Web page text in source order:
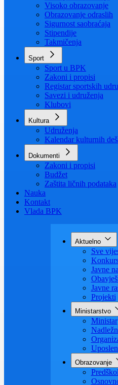
Predškolski odgoj
Osnovno obrazovanje
Srednje obrazovanje
Visoko obrazovanje
Obrazovanje odraslih
Sigurnost saobraćaja
Stipendije
Takmičenja
Sport
Sport u BPK
Zakoni i propisi
Registar sportskih
Savezi i udruženja
Klubovi
Udruženja
Kalendar kulturnih
Dokumenti
Zakoni i propisi
Budžet
Zaštita ličnih podataka
Aktuelno
Sve
Javne
Javne
Projekti
Ministarstvo
Ministar